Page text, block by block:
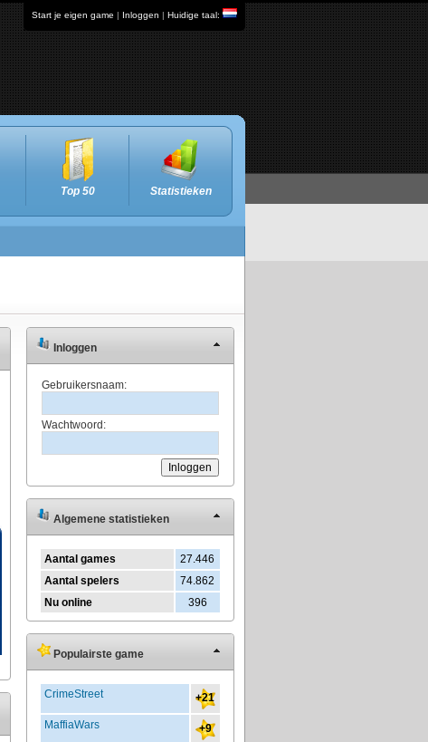
Start je eigen game | Inloggen | Huidige taal:
Top 50 Statistieken
Inloggen
Gebruikersnaam:
Wachtwoord:
Algemene statistieken
Aantal games
27.446
Aantal spelers
74.862
Nu online
396
Populairste game
CrimeStreet +21
MaffiaWars +9